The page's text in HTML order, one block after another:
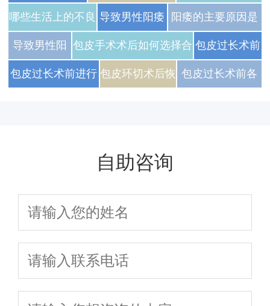
最常见的因素 因有什么 原因
哪些生活上的不良
因素会引起阳痿
导致男性阳痿
的原因主要有
哪些呢
阳痿的主要原因是
什么
导致男性阳
痿的原因主
包皮手术术后如何选择合
适的裤子款式
包皮过长术前
准备注意事项
包皮过长术前进行 包皮环切术后恢 包皮过长术前各
自助咨询